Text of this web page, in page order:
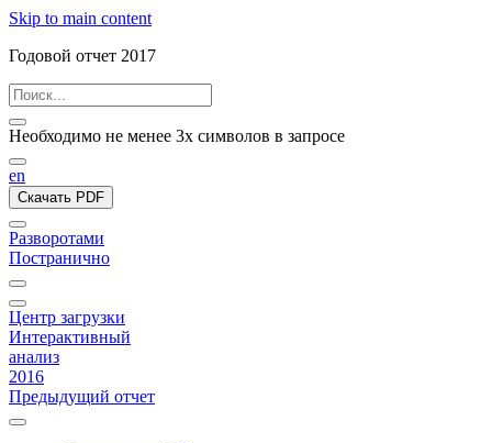
Skip to main content
Годовой отчет 2017
Необходимо не менее 3х символов в запросе
en
Скачать PDF
Разворотами
Постранично
Центр загрузки
Интерактивный
анализ
2016
Предыдущий отчет